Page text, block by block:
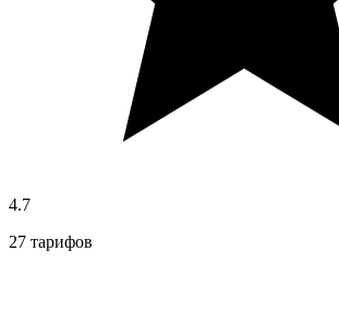
4.7
27 тарифов